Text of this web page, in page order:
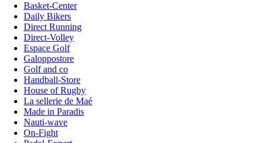
Basket-Center
Daily Bikers
Direct Running
Direct-Volley
Espace Golf
Galoppostore
Golf and co
Handball-Store
House of Rugby
La sellerie de Maé
Made in Paradis
Nauti-wave
On-Fight